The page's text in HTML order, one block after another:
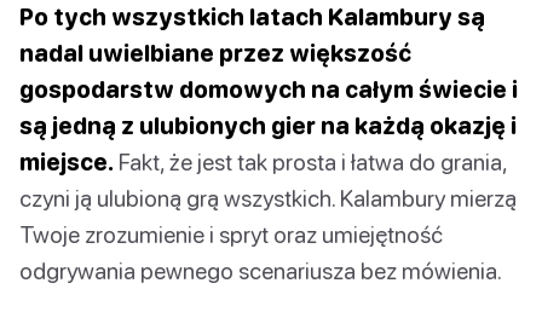
Po tych wszystkich latach Kalambury są
nadal uwielbiane przez większość
gospodarstw domowych na całym świecie i
są jedną z ulubionych gier na każdą okazję i
miejsce. Fakt, że jest tak prosta i łatwa do grania,
czyni ją ulubioną grą wszystkich. Kalambury mierzą
Twoje zrozumienie i spryt oraz umiejętność
odgrywania pewnego scenariusza bez mówienia.